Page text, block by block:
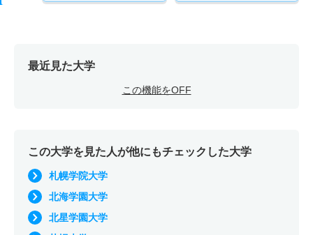
最近見た大学
この機能をOFF
この大学を見た人が他にもチェックした大学
札幌学院大学
北海学園大学
北星学園大学